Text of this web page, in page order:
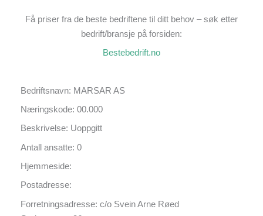
Få priser fra de beste bedriftene til ditt behov – søk etter
bedrift/bransje på forsiden:
Bestebedrift.no
Bedriftsnavn: MARSAR AS
Næringskode: 00.000
Beskrivelse: Uoppgitt
Antall ansatte: 0
Hjemmeside:
Postadresse:
Forretningsadresse: c/o Svein Arne Røed